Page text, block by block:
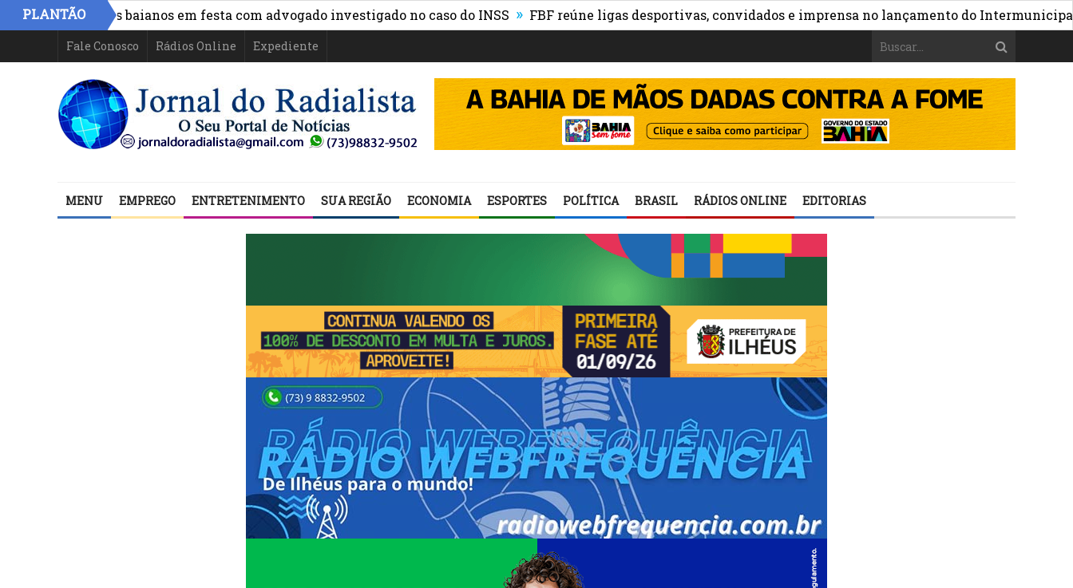
PLANTÃO
políticos baianos em festa com advogado investigado no caso do INSS » FBF reúne ligas desportivas, convidados e imprensa no lançamento do Intermunicipal 2026
Fale Conosco Rádios Online Expediente
MENU EMPREGO ENTRETENIMENTO SUA REGIÃO ECONOMIA ESPORTES POLÍTICA BRASIL RÁDIOS ONLINE EDITORIAS